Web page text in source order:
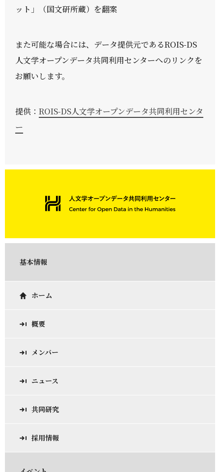
ット」（国文研所蔵）を翻案
また可能な場合には、データ提供元であるROIS-DS
人文学オープンデータ共同利用センターへのリンクを
お願いします。
提供：ROIS-DS人文学オープンデータ共同利用センタ
ー
基本情報
ホーム
概要
メンバー
ニュース
共同研究
採用情報